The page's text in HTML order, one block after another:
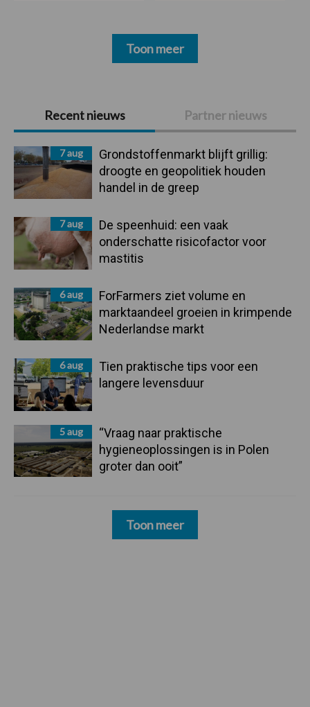
Primaire
Sidebar
Recent nieuws Partner nieuws
7 aug
Grondstoffenmarkt blijft grillig:
droogte en geopolitiek houden
handel in de greep
7 aug
De speenhuid: een vaak
onderschatte risicofactor voor
mastitis
6 aug
ForFarmers ziet volume en
marktaandeel groeien in krimpende
Nederlandse markt
6 aug
Tien praktische tips voor een
langere levensduur
5 aug
“Vraag naar praktische
hygieneoplossingen is in Polen
groter dan ooit”
Toon meer
Toon meer